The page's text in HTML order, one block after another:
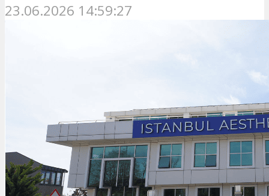
23.06.2026 14:59:27